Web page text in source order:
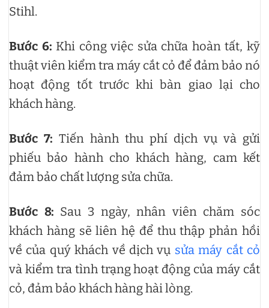
Stihl.
Bước 6: Khi công việc sửa chữa hoàn tất, kỹ
thuật viên kiểm tra máy cắt cỏ để đảm bảo nó
hoạt động tốt trước khi bàn giao lại cho
khách hàng.
Bước 7: Tiến hành thu phí dịch vụ và gửi
phiếu bảo hành cho khách hàng, cam kết
đảm bảo chất lượng sửa chữa.
Bước 8: Sau 3 ngày, nhân viên chăm sóc
khách hàng sẽ liên hệ để thu thập phản hồi
về của quý khách về dịch vụ sửa máy cắt cỏ
và kiểm tra tình trạng hoạt động của máy cắt
cỏ, đảm bảo khách hàng hài lòng.